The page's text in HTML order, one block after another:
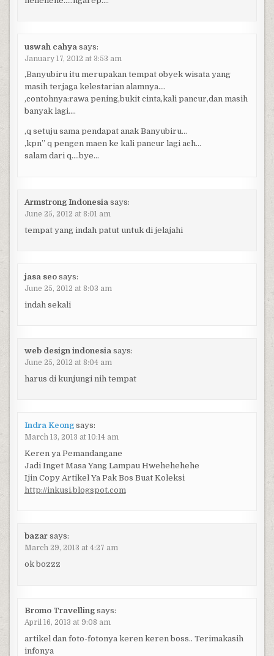
uswah cahya says:
January 17, 2012 at 3:53 am
,Banyubiru itu merupakan tempat obyek wisata yang
masih terjaga kelestarian alamnya….
,contohnya:rawa pening,bukit cinta,kali pancur,dan masih
banyak lagi….
,q setuju sama pendapat anak Banyubiru…
,kpn” q pengen maen ke kali pancur lagi ach…
salam dari q….bye…
Armstrong Indonesia says:
June 25, 2012 at 8:01 am
tempat yang indah patut untuk di jelajahi
jasa seo says:
June 25, 2012 at 8:03 am
indah sekali
web design indonesia says:
June 25, 2012 at 8:04 am
harus di kunjungi nih tempat
Indra Keong says:
March 13, 2013 at 10:14 am
Keren ya Pemandangane
Jadi Inget Masa Yang Lampau Hwehehehehe
Ijin Copy Artikel Ya Pak Bos Buat Koleksi
http://inkusi.blogspot.com
bazar says:
March 29, 2013 at 4:27 am
ok bozzz
Bromo Travelling says:
April 16, 2013 at 9:08 am
artikel dan foto-fotonya keren keren boss.. Terimakasih
infonya